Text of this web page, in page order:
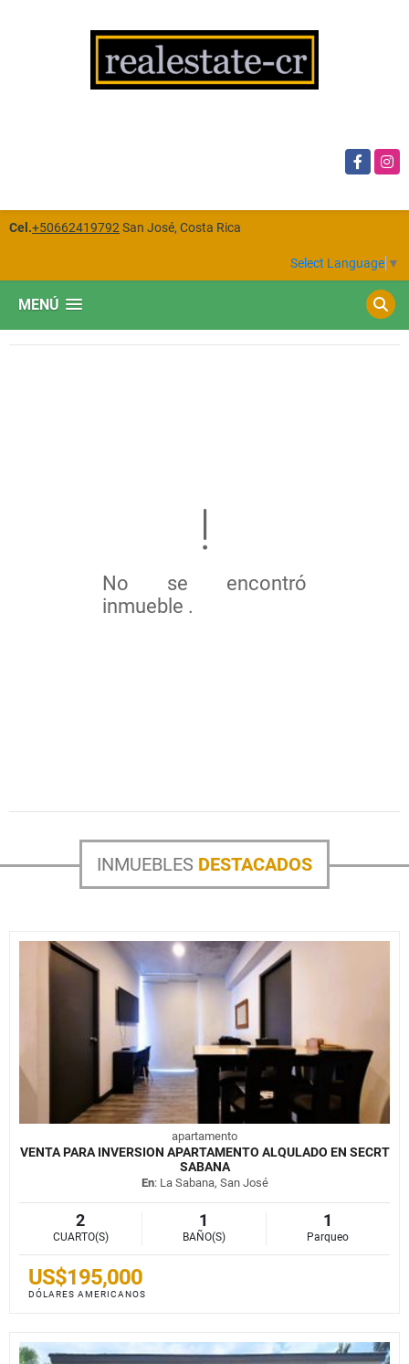
Facebook
Cel.+50662419792 San José, Costa Rica
Select Language ▼
MENÚ
No se encontró
inmueble .
INMUEBLES DESTACADOS
apartamento
VENTA PARA INVERSION APARTAMENTO ALQULADO EN SECRT
SABANA
En: La Sabana, San José
2
CUARTO(S)
1
BAÑO(S)
1
Parqueo
US$195,000
DÓLARES AMERICANOS